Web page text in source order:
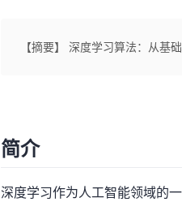
【摘要】 深度学习算法：从基
简介
深度学习作为人工智能领域的